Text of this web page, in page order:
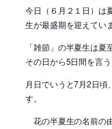
今日（６月２１日）は
生が最盛期を迎えていま
「雑節」の半夏生は
その日から5日間を言う
月日でいうと7月2日頃
す。
花の半夏生の名前の